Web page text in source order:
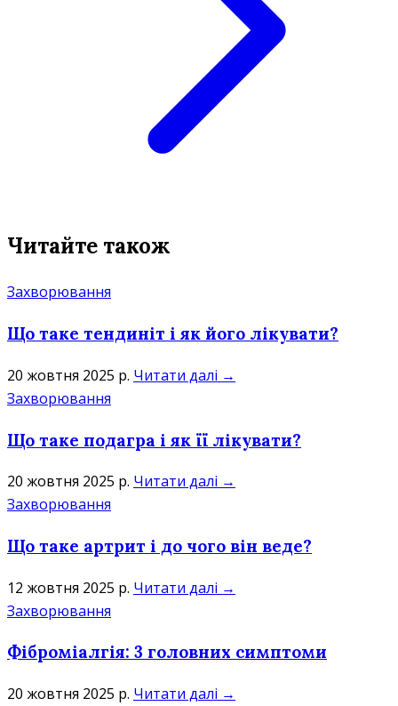
Читайте також
Захворювання
Що таке тендиніт і як його лікувати?
20 жовтня 2025 р. Читати далі →
Захворювання
Що таке подагра і як її лікувати?
20 жовтня 2025 р. Читати далі →
Захворювання
Що таке артрит і до чого він веде?
12 жовтня 2025 р. Читати далі →
Захворювання
Фіброміалгія: 3 головних симптоми
20 жовтня 2025 р. Читати далі →